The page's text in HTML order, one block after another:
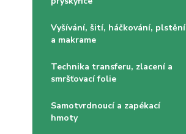
Vyšívání, šití, háčkování, plstění
a makrame
Technika transferu, zlacení a
smršťovací folie
Samotvrdnoucí a zapékací
hmoty